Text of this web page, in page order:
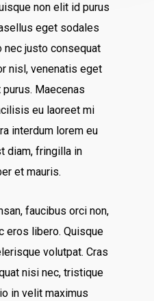
non elit id purus
eget sodales
nec justo consequat
nisl, venenatis eget
Maecenas
eu laoreet mi
interdum lorem eu
diam, fringilla in
et mauris.
faucibus orci non,
eros libero. Quisque
volutpat. Cras
nisi nec, tristique
in velit maximus